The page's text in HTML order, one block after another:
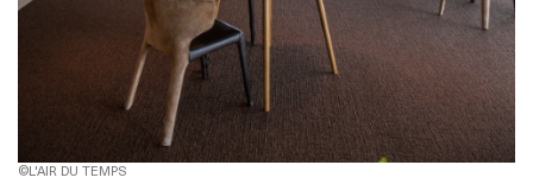
©L'AIR DU TEMPS